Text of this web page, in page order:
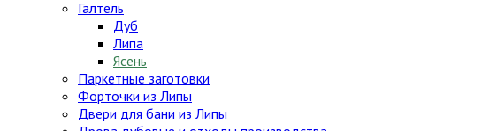
Галтель
Дуб
Липа
Ясень
Паркетные заготовки
Форточки из Липы
Двери для бани из Липы